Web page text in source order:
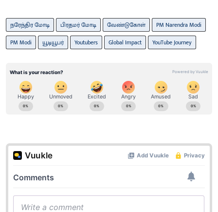
நரேந்திர மோடி பிரதமர் மோடி வேண்டுகோள்
PM Narendra Modi
PM Modi
யூடியூபர் Youtubers Global Impact YouTube Journey